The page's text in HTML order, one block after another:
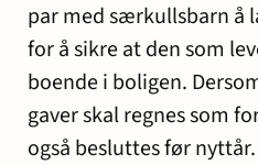
par med særkullsbarn å
for å sikre at den som
boende i boligen.
gaver skal regnes som
også besluttes før nyttår.